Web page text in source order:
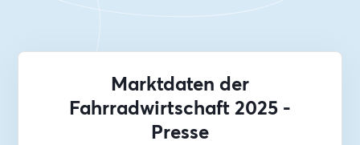
Marktdaten der
Fahrradwirtschaft 2025 -
Presse